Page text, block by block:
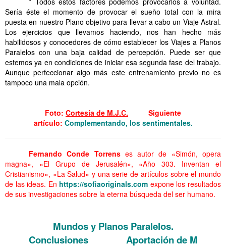
Sería éste el momento de provocar el sueño total con la mira
puesta en nuestro Plano objetivo para llevar a cabo un Viaje Astral.
Los ejercicios que llevamos haciendo, nos han hecho más
habilidosos y conocedores de cómo establecer los Viajes a Planos
Paralelos con una baja calidad de percepción. Puede ser que
estemos ya en condiciones de iniciar esa segunda fase del trabajo.
Aunque perfeccionar algo más este entrenamiento previo no es
tampoco una mala opción.
Foto: Cortesía de M.J.C.
Siguiente
artículo: Complementando, los sentimentales.
Fernando Conde Torrenses autor de «Simón, opera
magna», «El Grupo de Jerusalén», «Año 303. Inventan el
Cristianismo», «La Salud» y una serie de artículos sobre el mundo
de las ideas. En https://sofiaoriginals.com expone los resultados
de sus investigaciones sobre la eterna búsqueda del ser humano.
Mundos y Planos Paralelos.
Conclusiones Aportación de M